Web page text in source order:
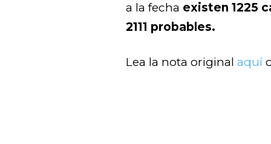
a la fecha existen 1225
2111 probables.
Lea la nota originalaquí